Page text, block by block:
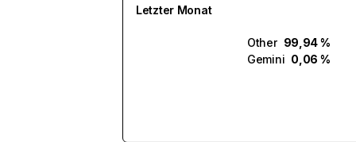
Letzter Monat
Other 99,94 %
Gemini 0,06 %